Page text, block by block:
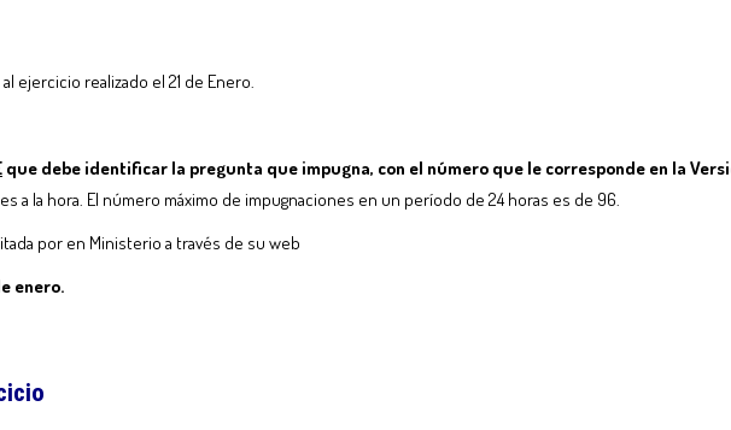
ejercicio realizado el 21 de Enero.
que debe identificar la pregunta que impugna, con el número que le corresponde en la
a la hora. El número máximo de impugnaciones en un período de 24 horas es de 96.
por en Ministerio a través de su web
enero.